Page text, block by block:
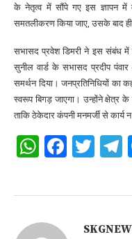
के नेतृत्व में सौंपे गए इस ज्ञापन
समतलीकरण किया जाए, उसके बाद ही
​सभासद प्रवेश डिमरी ने इस संबंध में
सुनील वार्ड के सभासद प्रदीप
समर्थन दिया। जनप्रतिनिधियों का
स्वरूप बिगड़ जाएगा। उन्होंने क्षेत्र
ताकि ठेकेदार कंपनी मनमर्जी से